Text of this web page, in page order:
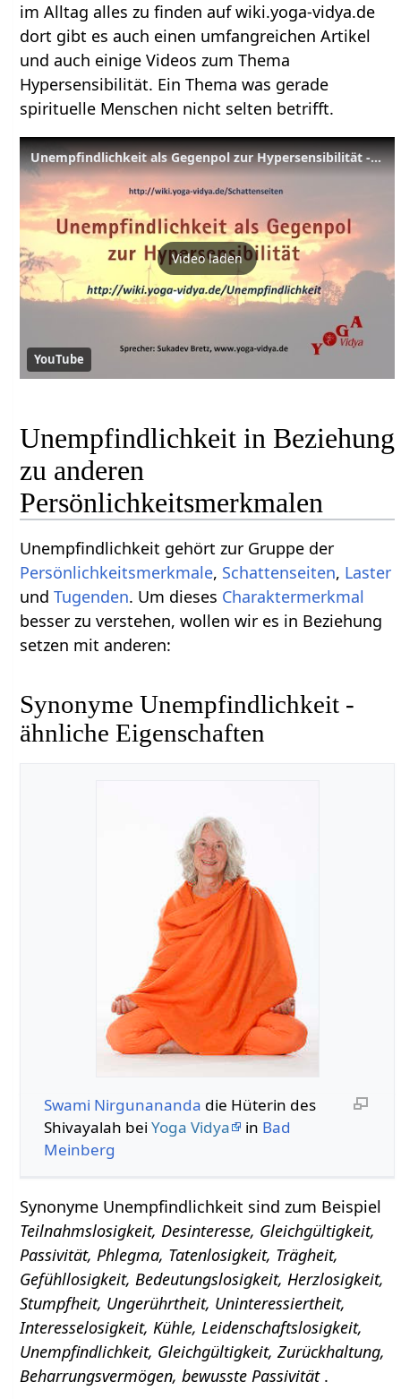
im Alltag alles zu finden auf wiki.yoga-vidya.de
dort gibt es auch einen umfangreichen Artikel
und auch einige Videos zum Thema
Hypersensibilität. Ein Thema was gerade
spirituelle Menschen nicht selten betrifft.
Unempfindlichkeit als Gegenpol zur Hypersensibilität - Praktische Lebenshilfe
Video laden
YouTube
Unempfindlichkeit in Beziehung
zu anderen
Persönlichkeitsmerkmalen
Unempfindlichkeit gehört zur Gruppe der
Persönlichkeitsmerkmale, Schattenseiten, Laster
undTugenden. Um dieses Charaktermerkmal
besser zu verstehen, wollen wir es in Beziehung
setzen mit anderen:
Synonyme Unempfindlichkeit -
ähnliche Eigenschaften
Swami Nirgunananda die Hüterin des
Shivayalah bei Yoga Vidya in Bad
Meinberg
Synonyme Unempfindlichkeit sind zum Beispiel
Teilnahmslosigkeit, Desinteresse, Gleichgültigkeit,
Passivität, Phlegma, Tatenlosigkeit, Trägheit,
Gefühllosigkeit, Bedeutungslosigkeit, Herzlosigkeit,
Stumpfheit, Ungerührtheit, Uninteressiertheit,
Interesselosigkeit, Kühle, Leidenschaftslosigkeit,
Unempfindlichkeit, Gleichgültigkeit, Zurückhaltung,
Beharrungsvermögen, bewusste Passivität .